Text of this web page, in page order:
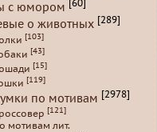
с юмором [60]
о животных [289]
[103]
[43]
[15]
[119]
по мотивам [2978]
[121]
мотивам лит.